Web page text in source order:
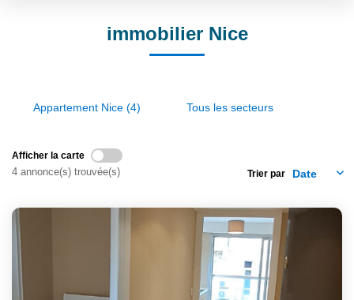
ESTIMATION
immobilier Nice
Appartement Nice (4) Tous les secteurs
Afficher la carte
4 annonce(s) trouvée(s) Trier par